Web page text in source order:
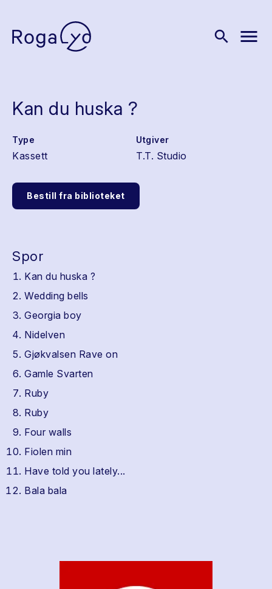
search menu
Kan du huska ?
Type
Kassett
Utgiver
T.T. Studio
Bestill fra biblioteket
Spor
Kan du huska ?
Wedding bells
Georgia boy
Nidelven
Gjøkvalsen Rave on
Gamle Svarten
Ruby
Ruby
Four walls
Fiolen min
Have told you lately...
Bala bala